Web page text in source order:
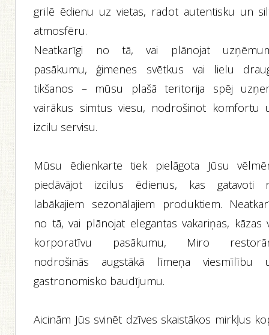
grilē ēdienu uz vietas, radot autentisku un
atmosfēru.
Neatkarīgi no tā, vai plānojat
pasākumu, ģimenes svētkus vai lielu
tikšanos – mūsu plašā teritorija spēj
vairākus simtus viesu, nodrošinot komfortu
izcilu servisu.
Mūsu ēdienkarte tiek pielāgota Jūsu
piedāvājot izcilus ēdienus, kas gatavoti
labākajiem sezonālajiem produktiem.
no tā, vai plānojat elegantas vakariņas, kāzas
korporatīvu pasākumu, Miro
nodrošinās augstākā līmeņa viesmīlību
gastronomisko baudījumu.
Aicinām Jūs svinēt dzīves skaistākos mirkļus